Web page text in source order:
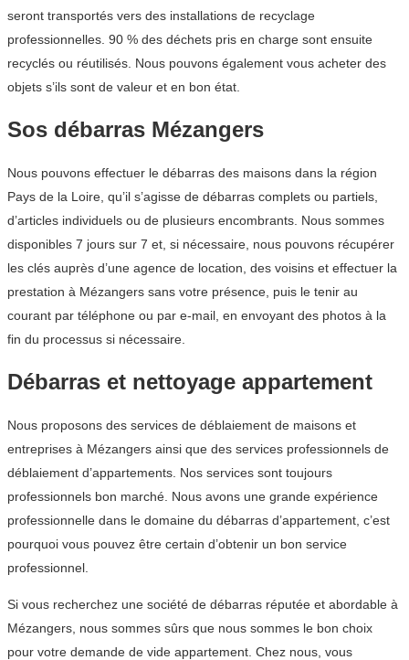
seront transportés vers des installations de recyclage
professionnelles. 90 % des déchets pris en charge sont ensuite
recyclés ou réutilisés. Nous pouvons également vous acheter des
objets s’ils sont de valeur et en bon état.
Sos débarras Mézangers
Nous pouvons effectuer le débarras des maisons dans la région
Pays de la Loire, qu’il s’agisse de débarras complets ou partiels,
d’articles individuels ou de plusieurs encombrants. Nous sommes
disponibles 7 jours sur 7 et, si nécessaire, nous pouvons récupérer
les clés auprès d’une agence de location, des voisins et effectuer la
prestation à Mézangers sans votre présence, puis le tenir au
courant par téléphone ou par e-mail, en envoyant des photos à la
fin du processus si nécessaire.
Débarras et nettoyage appartement
Nous proposons des services de déblaiement de maisons et
entreprises à Mézangers ainsi que des services professionnels de
déblaiement d’appartements. Nos services sont toujours
professionnels bon marché. Nous avons une grande expérience
professionnelle dans le domaine du débarras d’appartement, c’est
pourquoi vous pouvez être certain d’obtenir un bon service
professionnel.
Si vous recherchez une société de débarras réputée et abordable à
Mézangers, nous sommes sûrs que nous sommes le bon choix
pour votre demande de vide appartement. Chez nous, vous